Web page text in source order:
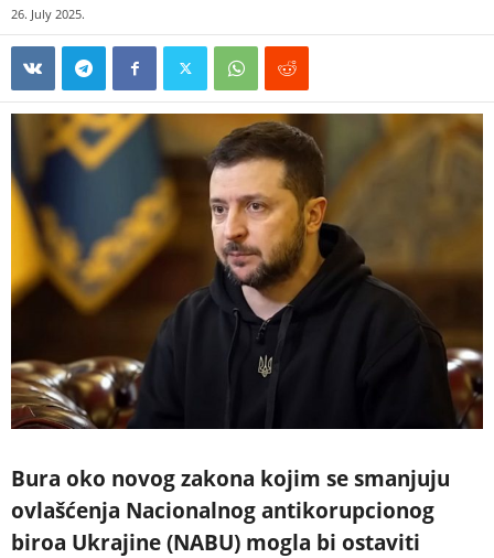
26. July 2025.
Bura oko novog zakona kojim se smanjuju
ovlašćenja Nacionalnog antikorupcionog
biroa Ukrajine (NABU) mogla bi ostaviti